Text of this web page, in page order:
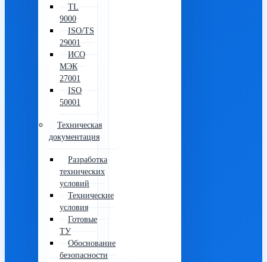
TL
9000
ISO/TS
29001
ИСО
МЭК
27001
ISO
50001
Техническая
документация
Разработка
технических
условий
Технические
условия
Готовые
ТУ
Обоснование
безопасности